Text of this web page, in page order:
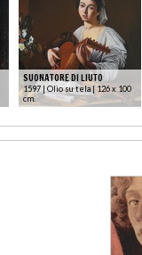
SUONATORE DI LIUTO
1597 | Olio su tela | 126 x 100
cm.